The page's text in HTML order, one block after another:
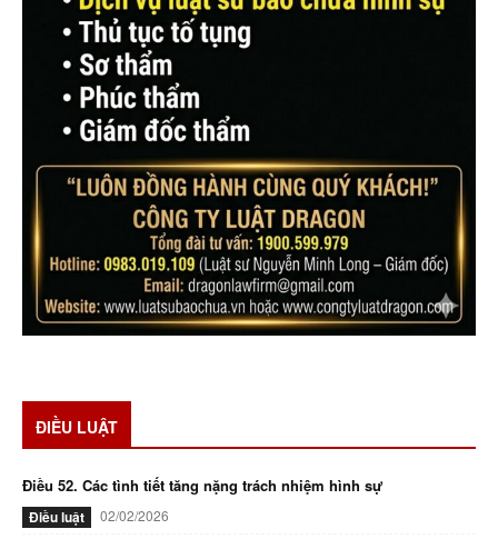
ĐIỀU LUẬT
Điều 52. Các tình tiết tăng nặng trách nhiệm hình sự
Điều luật 02/02/2026